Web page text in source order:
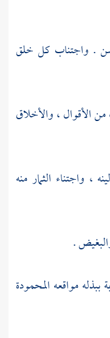
. واجتناب كل خلق
من الأقوال ، والأخلاق
، واجتناء الثمار منه
.
ببذله مواقعه المحمودة